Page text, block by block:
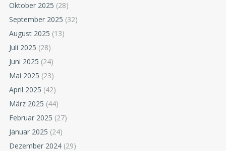
Oktober 2025 (28)
September 2025 (32)
August 2025 (13)
Juli 2025 (28)
Juni 2025 (24)
Mai 2025 (23)
April 2025 (42)
März 2025 (44)
Februar 2025 (27)
Januar 2025 (24)
Dezember 2024 (29)